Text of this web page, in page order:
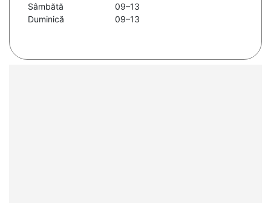
Sâmbătă
09–13
Duminică
09–13